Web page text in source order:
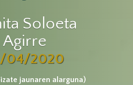
Soloeta
Agirre
04/2020
jaunaren alarguna)